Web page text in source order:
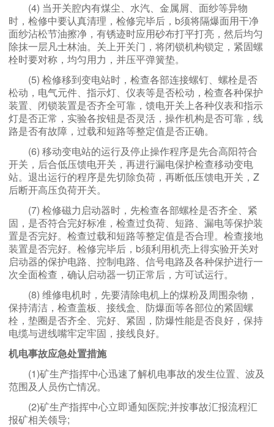
(4) 当开关腔内有煤尘、水汽、金属屑、面纱等异物
时，检修中要认真清理，检修完毕后，b须将隔爆面用干净
面纱沾松节油擦净，有锈迹时应用砂布打平打亮，然后均匀
除抹一层凡士林油。关上开关门，将闭锁机构锁定，紧固螺
栓时要对称，均匀用力，并压平弹簧垫。
(5) 检修移到变电站时，检查各部连接螺钉、螺栓是否
松动，电气元件、指示灯、仪表等是否松动，检查各种保护
装置、闭锁装置是否齐全可靠，馈电开关上各种仪表和指示
灯是否正常，实验各按钮是否灵活，操作机构是否可靠，线
路是否有故障，过载和短路等整定值是否正确。
(6) 移动变电站的运行及停止操作程序是先合高阳符合
开关，后合低压馈电开关，再进行漏电保护检查移动变电
站。退出运行的程序是先切除负荷，再断低压馈电开关，Z
后断开高压负荷开关。
(7) 检修磁力启动器时，先检查各部螺栓是否齐全、紧
固，是否符合完好标准，检查过负荷、短路、漏电等保护装
置是否完好。检查过载和短路等整定值是否合理。检查接地
装置是否完好。检修完毕后，b须利用机壳上得实验开关对
启动器的保护电路、控制电路、信号电路及各种保护进行一
次全面检查，确认启动器一切正常后，方可试运行。
(8) 维修电机时，先要清除电机上的煤粉及周围杂物，
保持清洁，检查盖板、接线盒、防爆面等各部位的紧固螺
栓，垫圈是否齐全、完好、紧固，防爆性能是否良好，保持
电缆与进线嘴牢定牢固，接线良好。
机电事故应急处置措施
(1)矿生产指挥中心迅速了解机电事故的发生位置、波及
范围及人员伤亡情况。
(2)矿生产指挥中心立即通知医院;并按事故汇报流程汇
报矿相关领导;